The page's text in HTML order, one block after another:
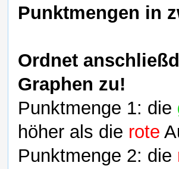
Punktmengen in
Ordnet
Graphen zu!
Punktmenge 1: die
höher als die rote
Punktmenge 2: die